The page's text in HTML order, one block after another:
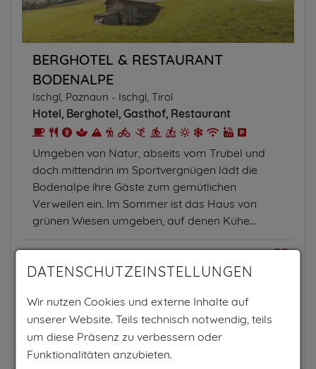
BERGHOTEL & RESTAURANT
BODENALPE
Ischgl, Paznaun - Ischgl, Tirol
Hotel Berghotel Gasthof Restaurant
Umgeben von Natur, abseits vom Trubel und
doch mittendrin im Sportvergnügen lädt die
Bodenalpe ihre Gäste zum gemütlichen
Verweilen ein. Im Sommer ist das Haus von
grünen Wiesen umgeben, auf denen Kühe...
115€
pro Person
Zum Anbieter
DATENSCHUTZEINSTELLUNGEN
Wir nutzen Cookies und externe Inhalte auf
unserer Website. Teils technisch notwendig, teils
um diese Präsenz zu verbessern oder
Funktionalitäten anzubieten.